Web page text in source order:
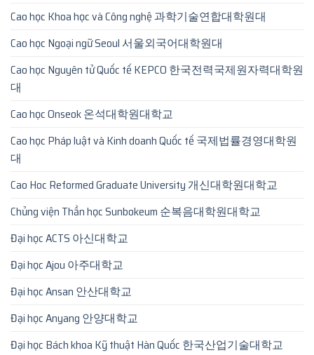
Cao học Khoa học và Công nghệ 과학기술연합대학원대
Cao học Ngoại ngữ Seoul 서울외국어대학원대
Cao học Nguyên tử Quốc tế KEPCO 한국전력국제원자력대학원
대
Cao học Onseok 온석대학원대학교
Cao học Pháp luật và Kinh doanh Quốc tế 국제법률경영대학원
대
Cao Hoc Reformed Graduate University 개신대학원대학교
Chủng viện Thần học Sunbokeum 순복음대학원대학교
Đại học ACTS 아신대학교
Đại học Ajou 아주대학교
Đại học Ansan 안산대학교
Đại học Anyang 안양대학교
Đại học Bách khoa Kỹ thuật Hàn Quốc 한국산업기술대학교